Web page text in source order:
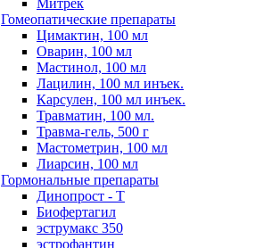
Митрек
Гомеопатические препараты
Цимактин, 100 мл
Оварин, 100 мл
Мастинол, 100 мл
Лацилин, 100 мл инъек.
Карсулен, 100 мл инъек.
Травматин, 100 мл.
Травма-гель, 500 г
Мастометрин, 100 мл
Лиарсин, 100 мл
Гормональные препараты
Динопрост - Т
Биофертагил
эструмакс 350
эстрофантин